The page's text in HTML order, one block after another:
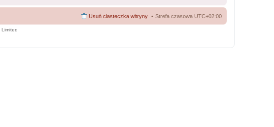
Strefa czasowa UTC+02:00
Usuń ciasteczka witryny